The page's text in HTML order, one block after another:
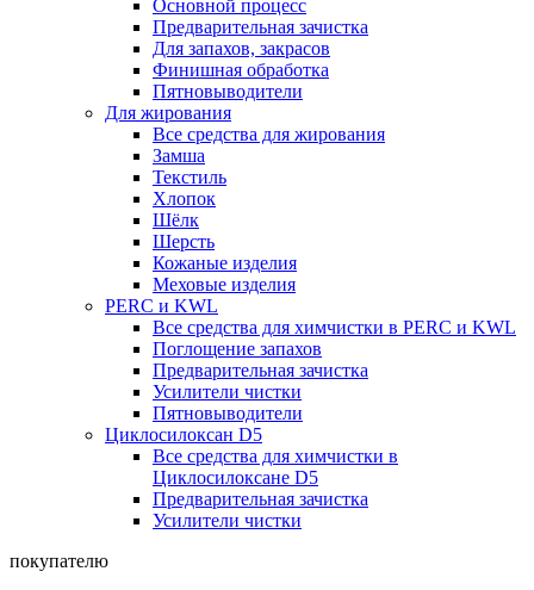
Основной процесс
Предварительная зачистка
Для запахов, закрасов
Финишная обработка
Пятновыводители
Для жирования
Все средства для жирования
Замша
Текстиль
Хлопок
Шёлк
Шерсть
Кожаные изделия
Меховые изделия
PERC и KWL
Все средства для химчистки в PERC и KWL
Поглощение запахов
Предварительная зачистка
Усилители чистки
Пятновыводители
Циклосилоксан D5
Все средства для химчистки в
Циклосилоксане D5
Предварительная зачистка
Усилители чистки
покупателю